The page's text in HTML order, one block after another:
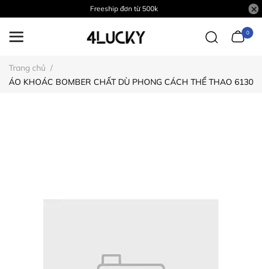
Freeship đơn từ 500k
0
Trang chủ /
ÁO KHOÁC BOMBER CHẤT DÙ PHONG CÁCH THỂ THAO 6130